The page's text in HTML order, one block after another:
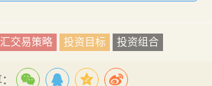
交易策略 投资目标 投资组合